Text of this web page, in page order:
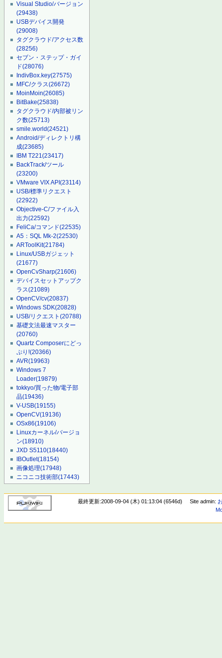
Visual Studio/バージョン
(29438)
USBデバイス開発
(29008)
タグクラウド/アクセス数
(28256)
セブン・ステップ・ガイ
ド(28076)
IndivBox.key(27575)
MFC/クラス(26672)
MoinMoin(26085)
BitBake(25838)
タグクラウド/内部被リン
ク数(25713)
smile.world(24521)
Android/ディレクトリ構
成(23685)
IBM T221(23417)
BackTrack/ツール
(23200)
VMware VIX API(23114)
USB/標準リクエスト
(22922)
Objective-C/ファイル入
出力(22592)
FeliCa/コマンド(22535)
A5：SQL Mk-2(22530)
ARToolKit(21784)
Linux/USBガジェット
(21677)
OpenCvSharp(21606)
デバイスセットアップク
ラス(21089)
OpenCV/cv(20837)
Windows SDK(20828)
USB/リクエスト(20788)
基礎文法最速マスター
(20760)
Quartz Composerにどっ
ぷり!(20366)
AVR(19963)
Windows 7
Loader(19879)
tokkyo/買った物/電子部
品(19436)
V-USB(19155)
OpenCV(19136)
OSx86(19106)
Linuxカーネル/バージョ
ン(18910)
JXD S5110(18440)
IBOutlet(18154)
画像処理(17948)
ニコニコ技術部(17443)
最終更新:2008-09-04 (木) 01:13:04 (6546d) Site admin: